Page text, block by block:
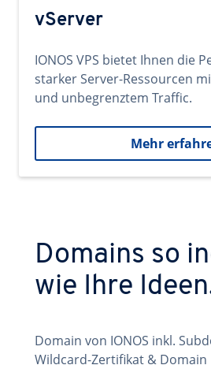
vServer
IONOS VPS bietet Ihnen die
starker Server-Ressourcen
und unbegrenztem Traffic.
Mehr
Domains so
wie Ihre
Domain von IONOS inkl.
Wildcard-Zertifikat & Domain